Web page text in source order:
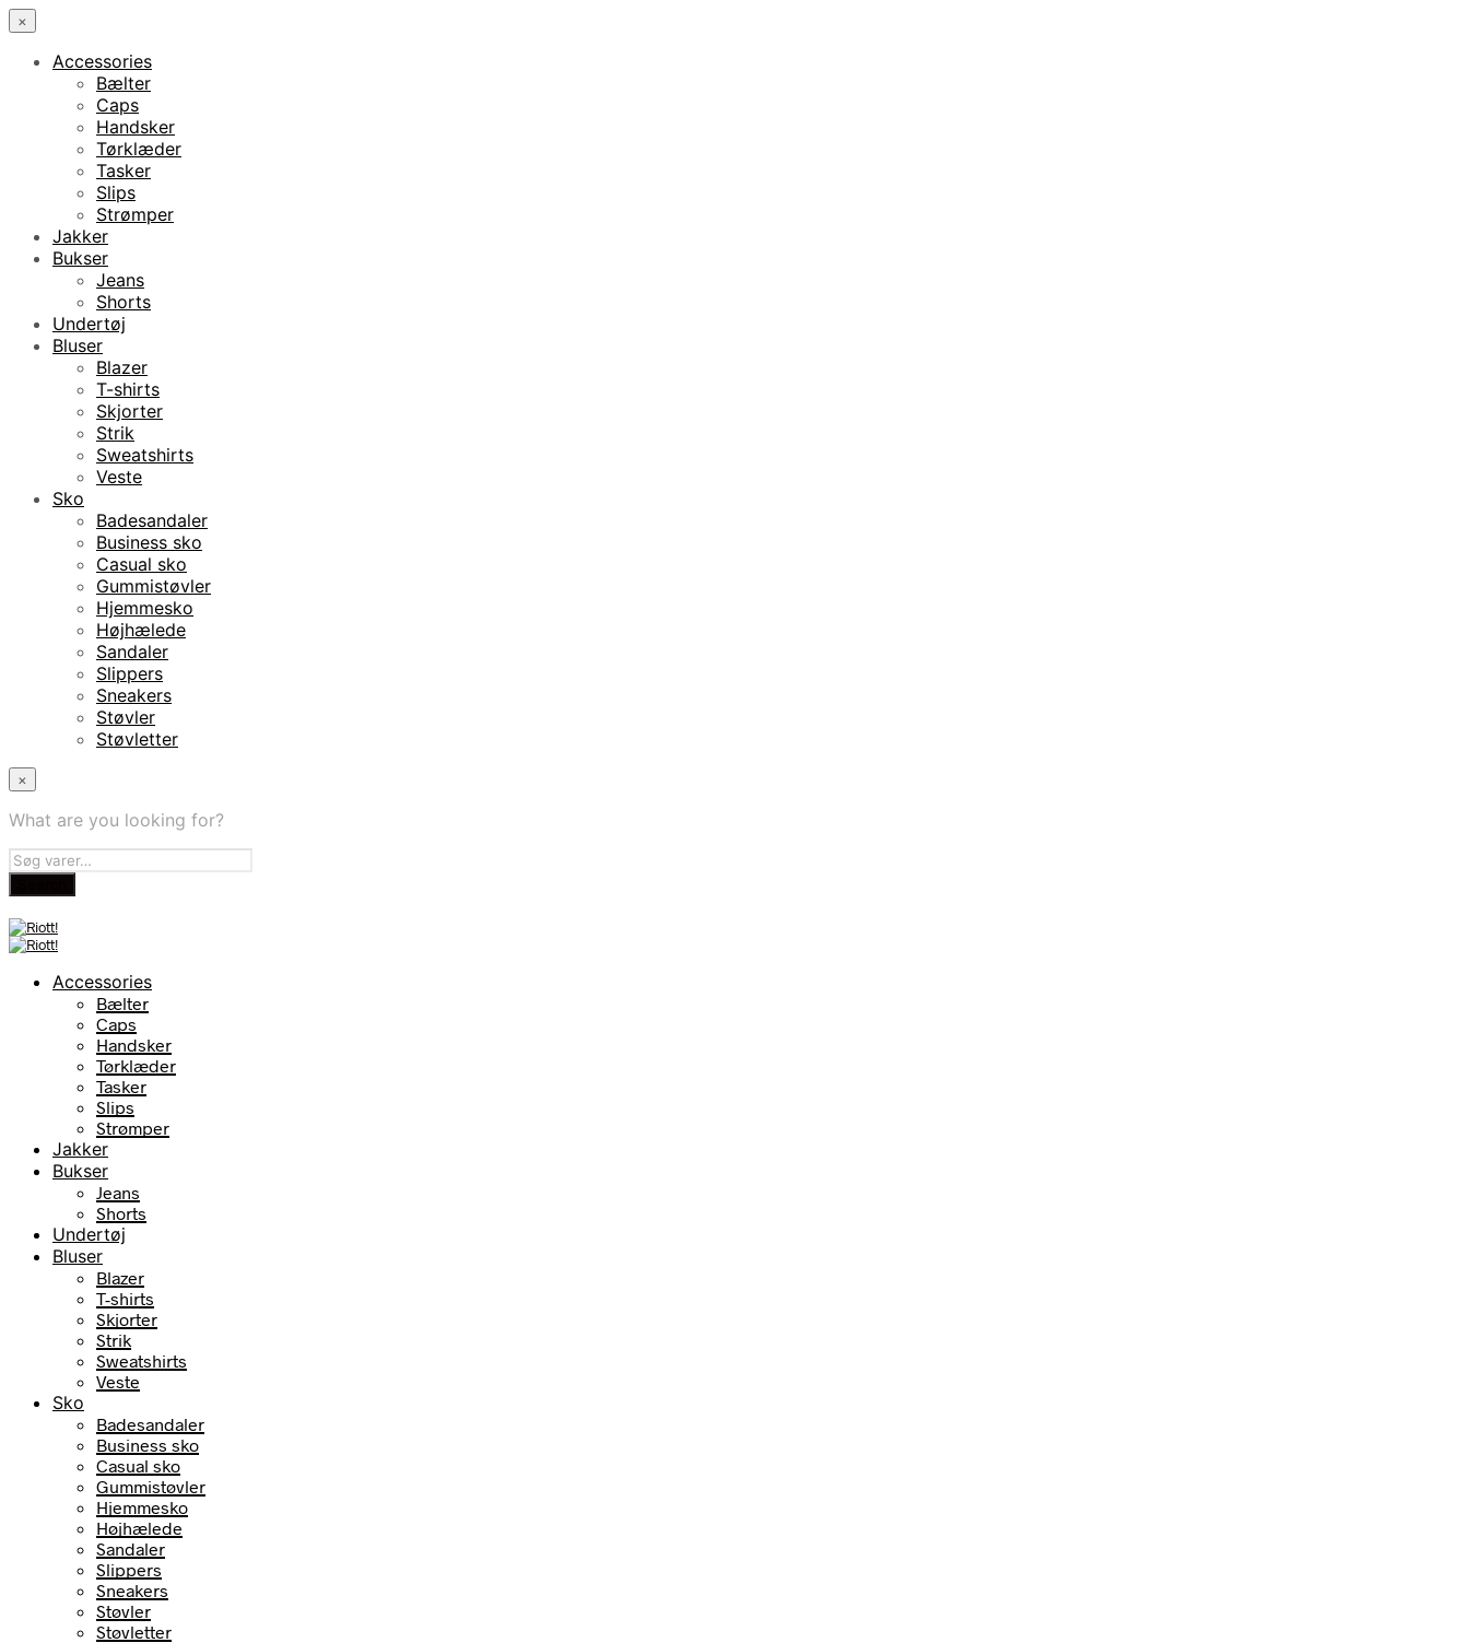
×
Accessories
Bælter
Caps
Handsker
Tørklæder
Tasker
Slips
Strømper
Jakker
Bukser
Jeans
Shorts
Undertøj
Bluser
Blazer
T-shirts
Skjorter
Strik
Sweatshirts
Veste
Sko
Badesandaler
Business sko
Casual sko
Gummistøvler
Hjemmesko
Højhælede
Sandaler
Slippers
Sneakers
Støvler
Støvletter
×
What are you looking for?
Accessories
Bælter
Caps
Handsker
Tørklæder
Tasker
Slips
Strømper
Jakker
Bukser
Jeans
Shorts
Undertøj
Bluser
Blazer
T-shirts
Skjorter
Strik
Sweatshirts
Veste
Sko
Badesandaler
Business sko
Casual sko
Gummistøvler
Hjemmesko
Højhælede
Sandaler
Slippers
Sneakers
Støvler
Støvletter